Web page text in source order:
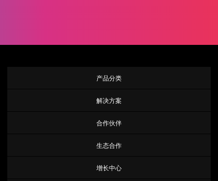
产品分类
解决方案
合作伙伴
生态合作
增长中心